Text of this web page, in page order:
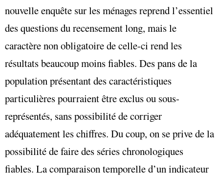
nouvelle enquête sur les ménages reprend l’essentiel
des questions du recensement long, mais le
caractère non obligatoire de celle-ci rend les
résultats beaucoup moins fiables. Des pans de la
population présentant des caractéristiques
particulières pourraient être exclus ou sous-
représentés, sans possibilité de corriger
adéquatement les chiffres. Du coup, on se prive de la
possibilité de faire des séries chronologiques
fiables. La comparaison temporelle d’un indicateur